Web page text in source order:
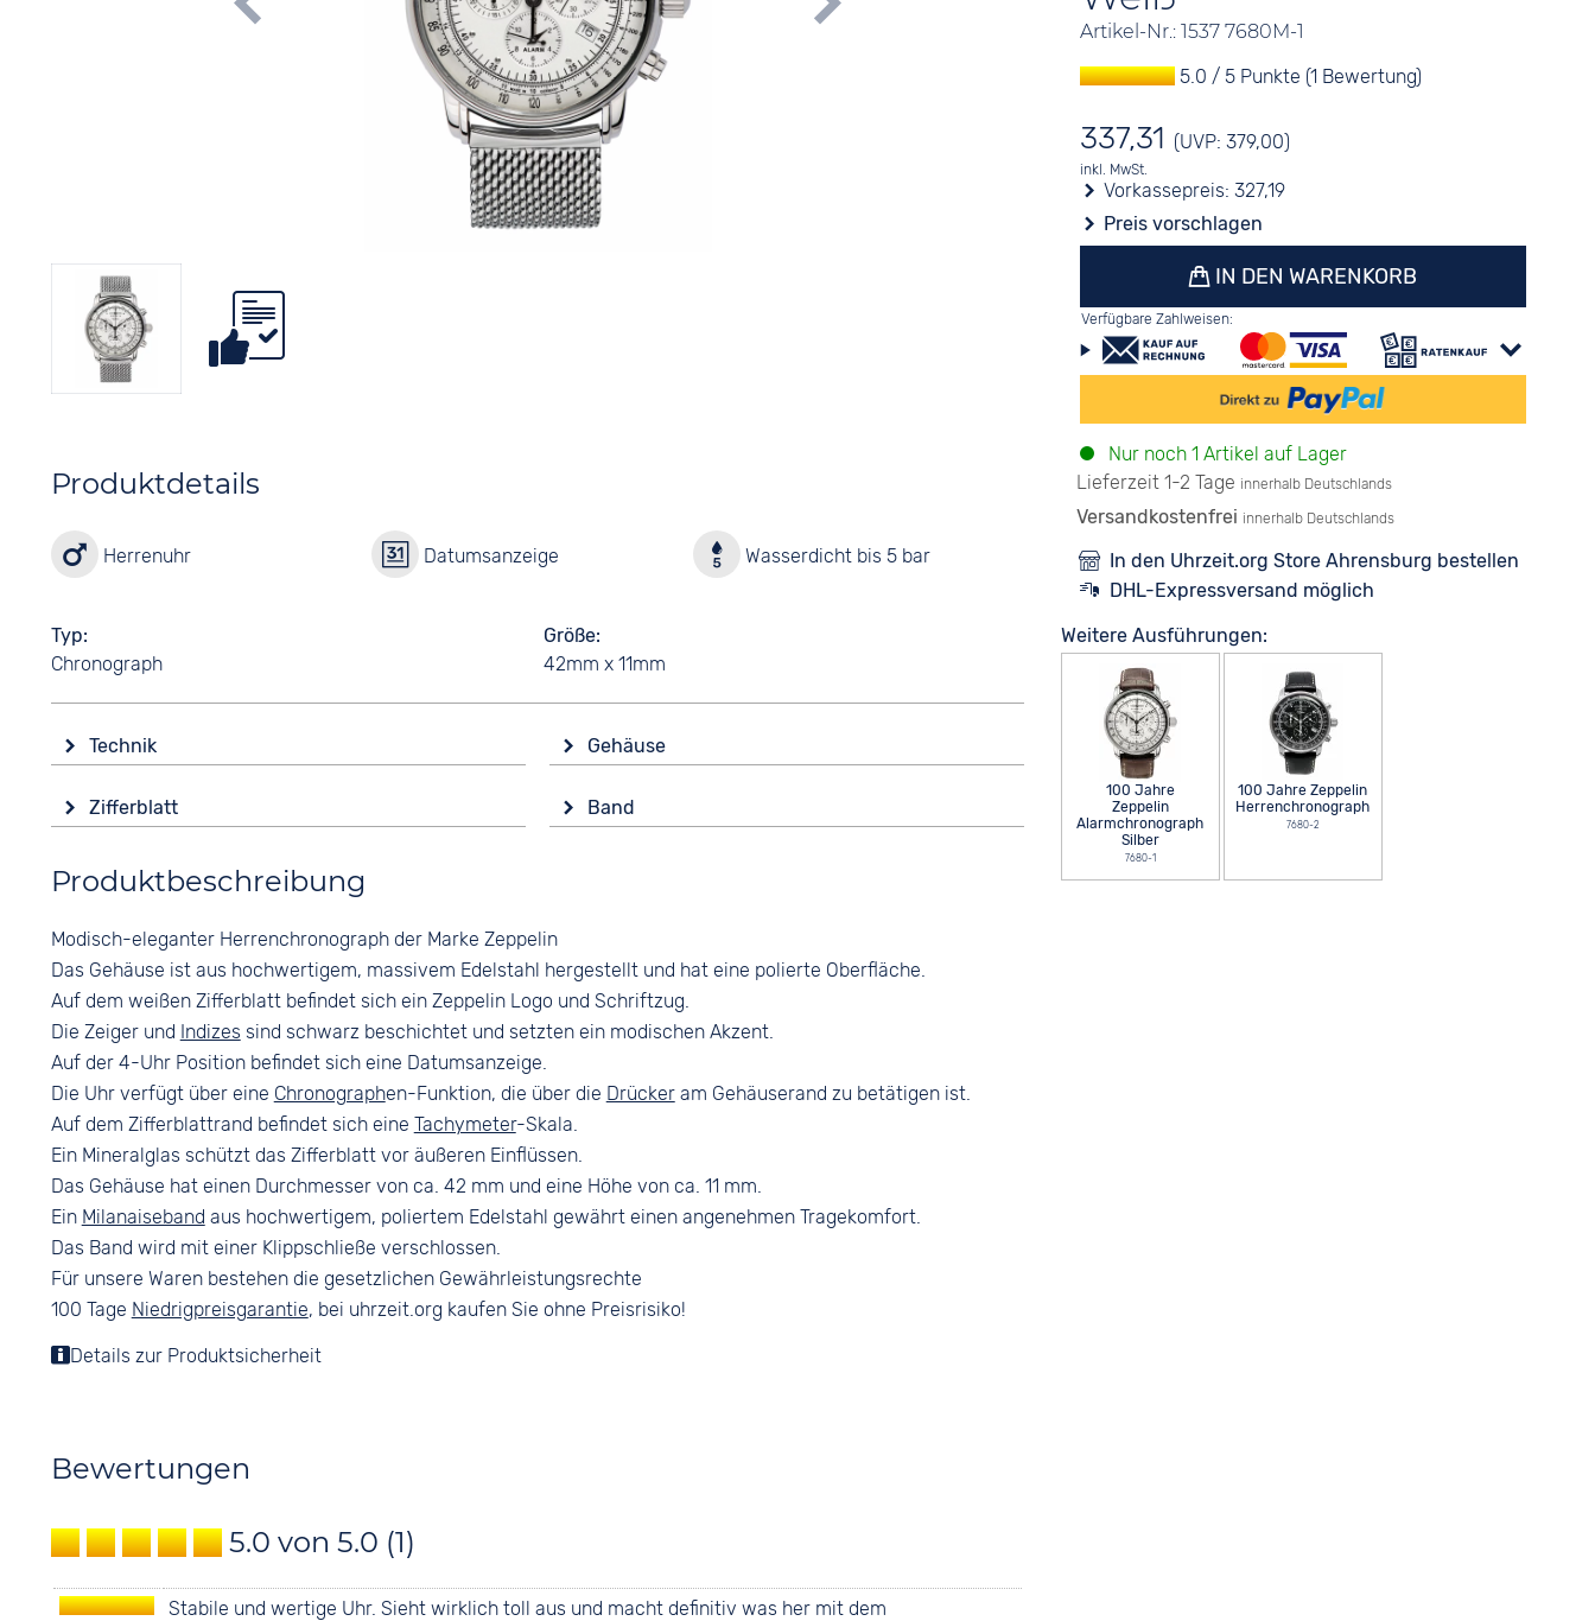
Artikel-Nr.: 1537 7680M-1
5.0 / 5 Punkte (1 Bewertung)
337,31 (UVP: 379,00)
inkl. MwSt.
Vorkassepreis: 327,19
Preis vorschlagen
IN DEN WARENKORB
Verfügbare Zahlweisen:
Nur noch 1 Artikel auf Lager
Lieferzeit 1-2 Tage innerhalb Deutschlands
Versandkostenfrei innerhalb Deutschlands
In den Uhrzeit.org Store Ahrensburg bestellen
DHL-Expressversand möglich
Weitere Ausführungen:
100 Jahre
Zeppelin
Alarmchronograph
Silber
7680-1
100 Jahre Zeppelin
Herrenchronograph
7680-2
Produktdetails
Herrenuhr Datumsanzeige Wasserdicht bis 5 bar
Typ
Chronograph
Größe
42mm x 11mm
Technik
Batterie (Quarz)
Datumsanzeige
Wasserdicht
Gehäuse
Mineralglas
Edelstahl
Farbe
Silber
Zifferblatt
Analog
Weiß
Ziffern
Arabisch
Band
Edelstahl
Bandschließe
Clipverschluss
Produktbeschreibung
Modisch-eleganter Herrenchronograph der Marke Zeppelin
Das Gehäuse ist aus hochwertigem, massivem Edelstahl hergestellt und hat eine polierte Oberfläche.
Auf dem weißen Zifferblatt befindet sich ein Zeppelin Logo und Schriftzug.
Die Zeiger und Indizes sind schwarz beschichtet und setzten ein modischen Akzent.
Auf der 4-Uhr Position befindet sich eine Datumsanzeige.
Die Uhr verfügt über eine Chronographen-Funktion, die über die Drückeram Gehäuserand zu betätigen ist.
Auf dem Zifferblattrand befindet sich eine Tachymeter-Skala.
Ein Mineralglas schützt das Zifferblatt vor äußeren Einflüssen.
Das Gehäuse hat einen Durchmesser von ca. 42 mm und eine Höhe von ca. 11 mm.
Ein Milanaiseband aus hochwertigem, poliertem Edelstahl gewährt einen angenehmen Tragekomfort.
Das Band wird mit einer Klippschließe verschlossen.
Für unsere Waren bestehen die gesetzlichen Gewährleistungsrechte
100 Tage Niedrigpreisgarantie, bei uhrzeit.org kaufen Sie ohne Preisrisiko!
Details zur Produktsicherheit
Bewertungen
5.0 von 5.0 (1)
Stabile und wertige Uhr. Sieht wirklich toll aus und macht definitiv was her mit dem